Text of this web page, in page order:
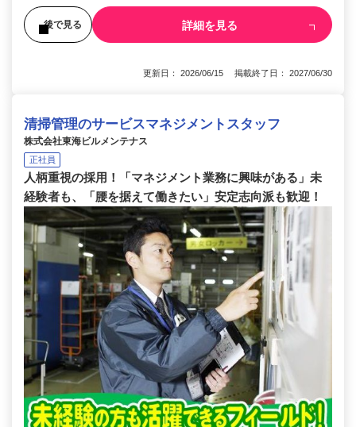
後で見る 詳細を見る
更新日： 2026/06/15 掲載終了日： 2027/06/30
清掃管理のサービスマネジメントスタッフ
株式会社東海ビルメンテナス
正社員
人柄重視の採用！「マネジメント業務に興味がある」未
経験者も、「腰を据えて働きたい」安定志向派も歓迎！